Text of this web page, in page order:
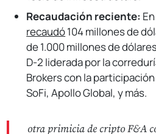
Recaudación reciente:
recaudó104 millones de
de 1.000 millones de
D-2 liderada por la
Brokers con la
SoFi, Apollo Global, y más.
otra primicia de cripto F&A